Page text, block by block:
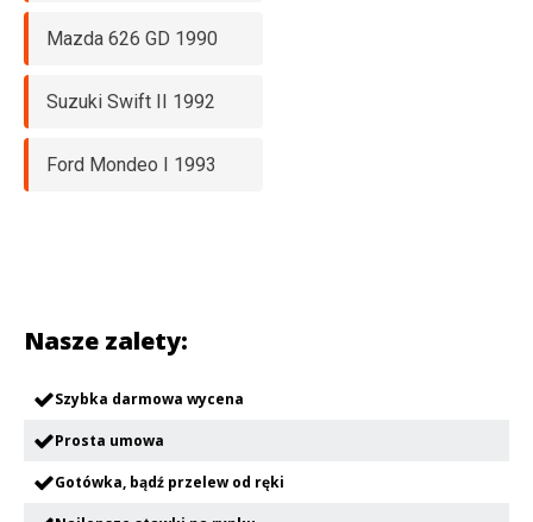
Mazda 626 GD 1990
Suzuki Swift II 1992
Ford Mondeo I 1993
Nasze zalety:
Szybka darmowa wycena
Prosta umowa
Gotówka, bądź przelew od ręki